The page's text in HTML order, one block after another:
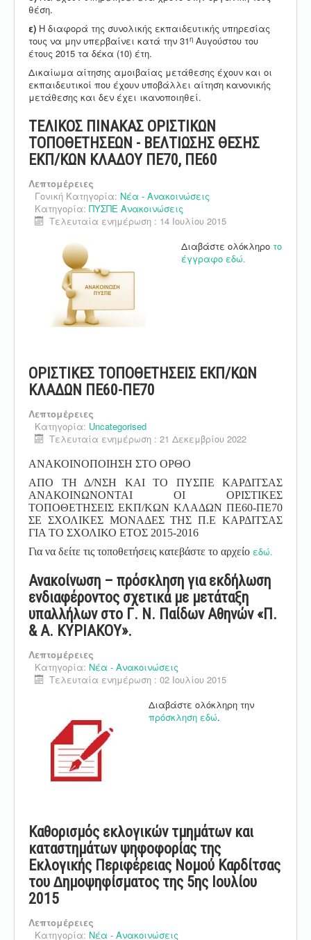
θέση.
ε) Η διαφορά της συνολικής εκπαιδευτικής υπηρεσίας
τους να μην υπερβαίνει κατά την 31η Αυγούστου του
έτους 2015 τα δέκα (10) έτη.
Δικαίωμα αίτησης αμοιβαίας μετάθεσης έχουν και οι
εκπαιδευτικοί που έχουν υποβάλλει αίτηση κανονικής
μετάθεσης και δεν έχει ικανοποιηθεί.
ΤΕΛΙΚΟΣ ΠΙΝΑΚΑΣ ΟΡΙΣΤΙΚΩΝ
ΤΟΠΟΘΕΤΗΣΕΩΝ - ΒΕΛΤΙΩΣΗΣ ΘΕΣΗΣ
ΕΚΠ/ΚΩΝ ΚΛΑΔΟΥ ΠΕ70, ΠΕ60
Λεπτομέρειες
Γονική Κατηγορία: Νέα - Ανακοινώσεις
Κατηγορία: ΠΥΣΠΕ Ανακοινώσεις
Τελευταία ενημέρωση : 14 Ιουλίου 2015
Διαβάστε ολόκληρο το
έγγραφο εδώ.
ΟΡΙΣΤΙΚΕΣ ΤΟΠΟΘΕΤΗΣΕΙΣ ΕΚΠ/ΚΩΝ
ΚΛΑΔΩΝ ΠΕ60-ΠΕ70
Λεπτομέρειες
Κατηγορία: Uncategorised
Τελευταία ενημέρωση : 21 Δεκεμβρίου 2022
ΑΝΑΚΟΙΝΟΠΟΙΗΣΗ ΣΤΟ ΟΡΘΟ
ΑΠΟ ΤΗ Δ/ΝΣΗ ΚΑΙ ΤΟ ΠΥΣΠΕ ΚΑΡΔΙΤΣΑΣ
ΑΝΑΚΟΙΝΩΝΟΝΤΑΙ ΟΙ ΟΡΙΣΤΙΚΕΣ
ΤΟΠΟΘΕΤΗΣΕΙΣ ΕΚΠ/ΚΩΝ ΚΛΑΔΩΝ ΠΕ60-ΠΕ70
ΣΕ ΣΧΟΛΙΚΕΣ ΜΟΝΑΔΕΣ ΤΗΣ Π.Ε ΚΑΡΔΙΤΣΑΣ
ΓΙΑ ΤΟ ΣΧΟΛΙΚΟ ΕΤΟΣ 2015-2016
Για να δείτε τις τοποθετήσεις κατεβάστε το αρχείο εδώ.
Ανακοίνωση – πρόσκληση για εκδήλωση
ενδιαφέροντος σχετικά με μετάταξη
υπαλλήλων στο Γ. Ν. Παίδων Αθηνών «Π.
& Α. ΚΥΡΙΑΚΟΥ».
Λεπτομέρειες
Κατηγορία: Νέα - Ανακοινώσεις
Τελευταία ενημέρωση : 02 Ιουλίου 2015
Διαβάστε ολόκληρη την
πρόσκληση εδώ.
Καθορισμός εκλογικών τμημάτων και
καταστημάτων ψηφοφορίας της
Εκλογικής Περιφέρειας Νομού Καρδίτσας
του ∆ημοψηφίσματος της 5ης Ιουλίου
2015
Λεπτομέρειες
Κατηγορία: Νέα - Ανακοινώσεις